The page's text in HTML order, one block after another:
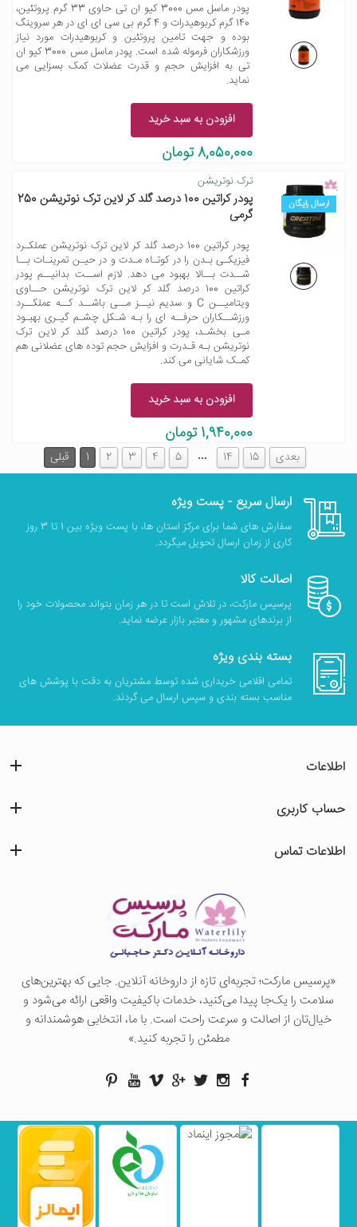
پودر ماسل مس 3000 کیو ان تی حاوی 33 گرم پروتئین،
140 گرم کربوهیدرات و 4 گرم بی سی ای ای در هر سروینگ
بوده و جهت تامین پروتئین و کربوهیدرات مورد نیاز
ورزشکاران فرموله شده است. پودر ماسل مس 3000 کیو ان
تی به افزایش حجم و قدرت عضلات کمک بسزایی می
نماید.
افزودن به سبد خرید
8,050,000 تومان
ارسال رایگان
ترک نوتریشن
پودر کراتین 100 درصد گلد کر لاین ترک نوتریشن 250
گرمی
پودر کراتین 100 درصد گلد کر لاین ترک نوتریشن عملکـرد
فیزیکـی بـدن را در کوتـاه مـدت و در حیـن تمرینـات بــا
شــدت بــالا بهبود می دهد. لازم اســت بدانیــم پودر
کراتین 100 درصد گلد کر لاین ترک نوتریشن حــاوی
ویتامیــن C و سدیم نیــز مــی باشــد کــه عملکــرد
ورزشــکاران حرفــه ای را بـه شـکل چشـم گیـری بهبـود
مـی بخشـد، پودر کراتین 100 درصد گلد کر لاین ترک
نوتریشن بـه قـدرت و افزایش حجم توده های عضلانی هم
کمـک شایانی می کند.
افزودن به سبد خرید
1,940,000 تومان
قبلی 1 2 3 4 5 … 14 15 بعدی
ارسال سریع - پست ویژه
سفارش های شما برای مرکز استان ها، با پست ویژه بین 1 تا 3 روز
کاری از زمان ارسال تحویل میگردد.
اصالت کالا
پرسیس مارکت، در تلاش است تا در هر زمان بتواند محصولات خود را
از برندهای مشهور و معتبر بازار عرضه نماید.
بسته بندی ویژه
تمامی اقلامی خریداری شده توسط مشتریان به دقت با پوشش های
مناسب بسته بندی و سپس ارسال می گردند.
«پرسيس ماركت؛ تجربه‌ای تازه از داروخانه آنلاین. جایی که بهترین‌های
سلامت را یک‌جا پیدا می‌کنید، خدمات باکیفیت واقعی ارائه می‌شود و
خیال‌تان از اصالت و سرعت راحت است. با ما، انتخابی هوشمندانه و
مطمئن را تجربه کنید.»
اطلاعات
حساب کاربری
اطلاعات تماس